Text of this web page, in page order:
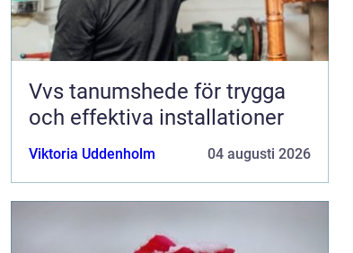
Vvs tanumshede för trygga
och effektiva installationer
Viktoria Uddenholm 04 augusti 2026